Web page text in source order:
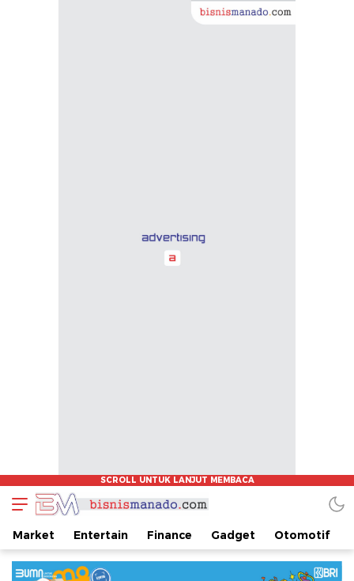
Market Entertain Finance Gadget Otomotif